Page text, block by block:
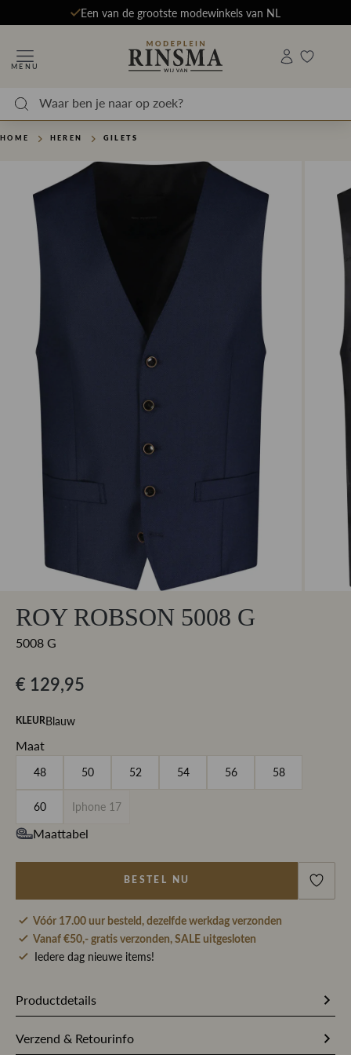
Een van de grootste modewinkels van NL
MENU
HOME HEREN GILETS
ROY ROBSON 5008 G
5008 G
€ 129,95
KLEURBlauw
Maat
48 50 52 54 56 58
60 Iphone 17
Maattabel
BESTEL NU
Vóór 17.00 uur besteld, dezelfde werkdag verzonden
Vanaf €50,- gratis verzonden, SALE uitgesloten
Iedere dag nieuwe items!
Productdetails
Verzend & Retourinfo